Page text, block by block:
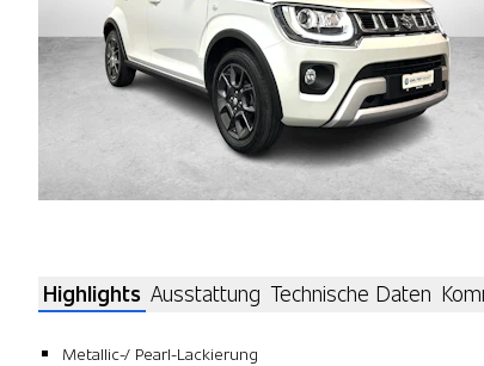
Highlights Ausstattung Technische Daten
Metallic-/ Pearl-Lackierung